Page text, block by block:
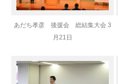
あだち孝彦 後援会 総結集大会 3
月21日